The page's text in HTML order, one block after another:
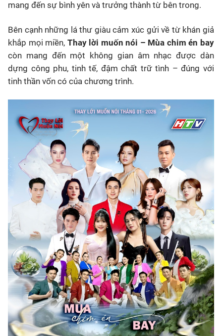
mang đến sự bình yên và trưởng thành từ bên trong.
Bên cạnh những lá thư giàu cảm xúc gửi về từ khán giả
khắp mọi miền, Thay lời muốn nói – Mùa chim én bay
còn mang đến một không gian âm nhạc được dàn
dựng công phu, tinh tế, đậm chất trữ tình – đúng với
tinh thần vốn có của chương trình.